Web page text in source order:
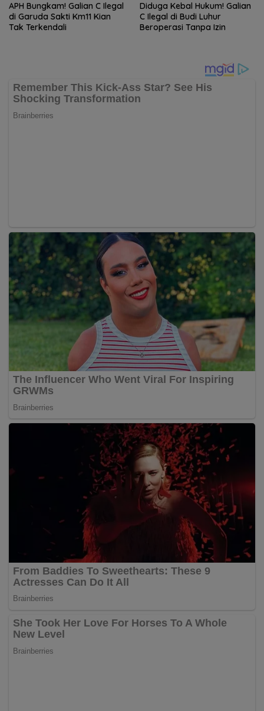
APH Bungkam! Galian C Ilegal
di Garuda Sakti Km11 Kian
Tak Terkendali
Diduga Kebal Hukum! Galian
C Ilegal di Budi Luhur
Beroperasi Tanpa Izin